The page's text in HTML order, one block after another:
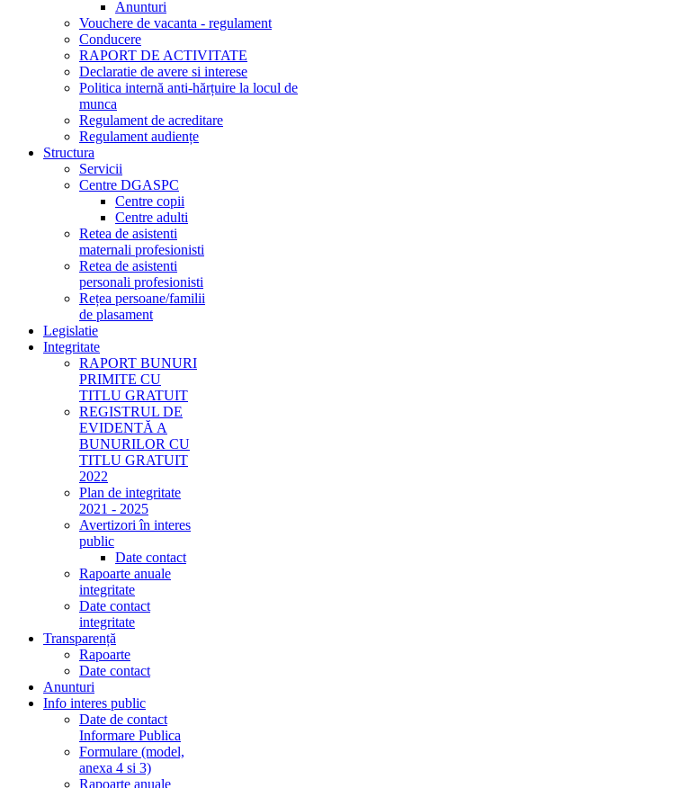
Anunturi
Vouchere de vacanta - regulament
Conducere
RAPORT DE ACTIVITATE
Declaratie de avere si interese
Politica internă anti-hărțuire la locul de
munca
Regulament de acreditare
Regulament audiențe
Structura
Servicii
Centre DGASPC
Centre copii
Centre adulti
Retea de asistenti
maternali profesionisti
Retea de asistenti
personali profesionisti
Rețea persoane/familii
de plasament
Legislatie
Integritate
RAPORT BUNURI
PRIMITE CU
TITLU GRATUIT
REGISTRUL DE
EVIDENTĂ A
BUNURILOR CU
TITLU GRATUIT
2022
Plan de integritate
2021 - 2025
Avertizori în interes
public
Date contact
Rapoarte anuale
integritate
Date contact
integritate
Transparență
Rapoarte
Date contact
Anunturi
Info interes public
Date de contact
Informare Publica
Formulare (model,
anexa 4 si 3)
Rapoarte anuale